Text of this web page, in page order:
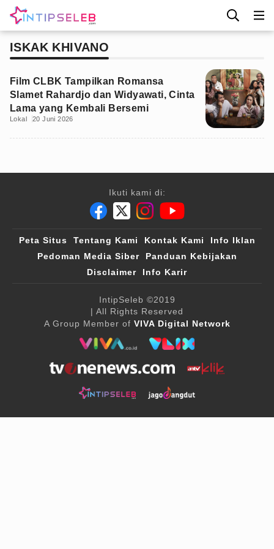
ISKAK KHIVANO
Film CLBK Tampilkan Romansa
Slamet Rahardjo dan Widyawati, Cinta
Lama yang Kembali Bersemi
Lokal 20 Juni 2026
Ikuti kami di:
Peta Situs Tentang Kami Kontak Kami
Info Iklan
Pedoman Media Siber
Panduan Kebijakan
Disclaimer
Info Karir
IntipSeleb ©2019
| All Rights Reserved
A Group Member of VIVA Digital Network